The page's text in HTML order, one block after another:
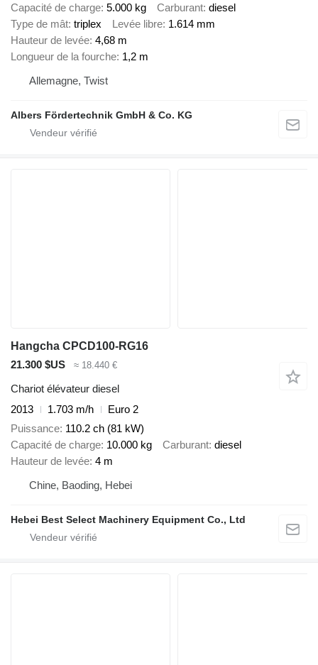
Capacité de charge 5.000 kg Carburant diesel
Type de mât triplex Levée libre 1.614 mm
Hauteur de levée 4,68 m
Longueur de la fourche 1,2 m
Allemagne, Twist
Albers Fördertechnik GmbH & Co. KG
Hangcha CPCD100-RG16
21.300 $US
≈ 18.440 €
Chariot élévateur diesel
2013
1.703 m/h
Euro 2
Puissance 110.2 ch (81 kW)
Capacité de charge 10.000 kg Carburant diesel
Hauteur de levée 4 m
Chine, Baoding, Hebei
Hebei Best Select Machinery Equipment Co., Ltd